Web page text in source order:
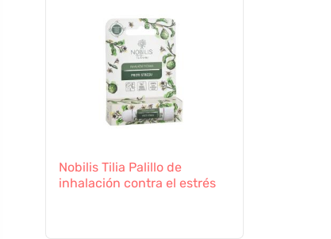
Nobilis Tilia Palillo de
inhalación contra el estrés